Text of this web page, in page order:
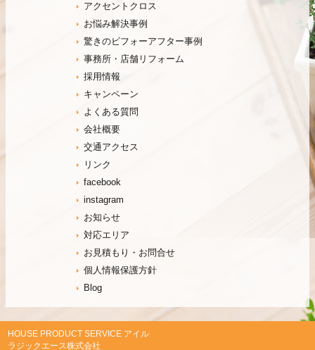
アクセントクロス
お悩み解決事例
驚きのビフォーアフター事例
事務所・店舗リフォーム
採用情報
キャンペーン
よくある質問
会社概要
交通アクセス
リンク
facebook
instagram
お知らせ
対応エリア
お見積もり・お問合せ
個人情報保護方針
Blog
HOUSE PRODUCT SERVICE アイル
ラジックエース株式会社